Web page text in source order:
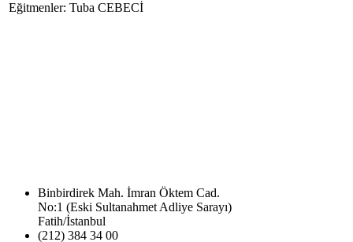
Eğitmenler: Tuba CEBECİ
Binbirdirek Mah. İmran Öktem Cad.
No:1 (Eski Sultanahmet Adliye Sarayı)
Fatih/İstanbul
(212) 384 34 00